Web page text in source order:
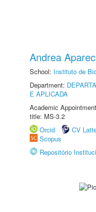
Andrea
School: Instituto de
Department:
E APLICADA
Academic
title: MS-3.2
Orcid
CV
Scopus
Repositório